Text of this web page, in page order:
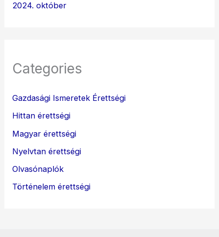
2024. október
Categories
Gazdasági Ismeretek Érettségi
Hittan érettségi
Magyar érettségi
Nyelvtan érettségi
Olvasónaplók
Történelem érettségi